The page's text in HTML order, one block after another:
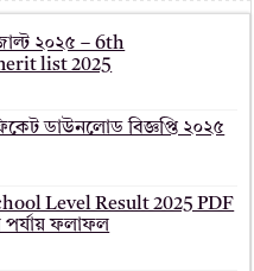
২০২৫ – 6th
list 2025
ডাউনলোড বিজ্ঞপ্তি ২০২৫
Level Result 2025 PDF
ফলাফল